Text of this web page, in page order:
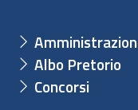
Albo Pretorio
Concorsi